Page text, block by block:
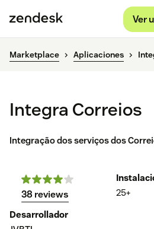
Ver
Marketplace Aplicaciones
Integra Correios
Integração dos serviços dos
38 reviews
25+
Desarrollador